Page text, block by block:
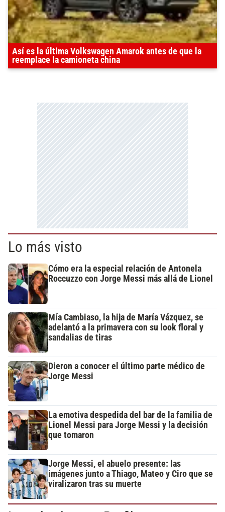
Así es la última Volkswagen Amarok antes de que la
reemplace la camioneta china
Lo más visto
Cómo era la especial relación de Antonela
Roccuzzo con Jorge Messi más allá de Lionel
Mía Cambiaso, la hija de María Vázquez, se
adelantó a la primavera con su look floral y
sandalias de tiras
Dieron a conocer el último parte médico de
Jorge Messi
La emotiva despedida del bar de la familia de
Lionel Messi para Jorge Messi y la decisión
que tomaron
Jorge Messi, el abuelo presente: las
imágenes junto a Thiago, Mateo y Ciro que se
viralizaron tras su muerte